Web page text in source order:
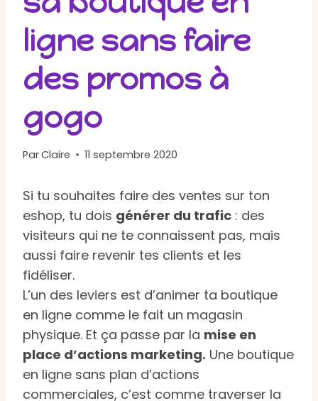
ligne sans faire
des promos à
gogo
ParClaire 11 septembre 2020
Si tu souhaites faire des ventes sur ton
eshop, tu dois générer du trafic : des
visiteurs qui ne te connaissent pas, mais
aussi faire revenir tes clients et les
fidéliser.
L’un des leviers est d’animer ta boutique
en ligne comme le fait un magasin
physique. Et ça passe par la mise en
place d’actions marketing. Une boutique
en ligne sans plan d’actions
commerciales, c’est comme traverser la